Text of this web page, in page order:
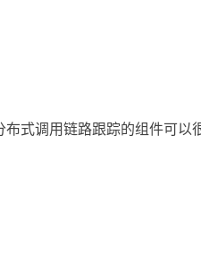
式调用链路跟踪的组件可以